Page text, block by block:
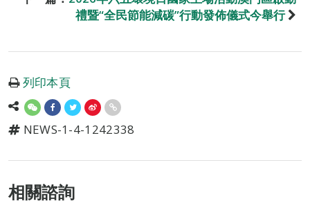
禮暨“全民節能減碳”行動發佈儀式今舉行
列印本頁
NEWS-1-4-1242338
相關諮詢